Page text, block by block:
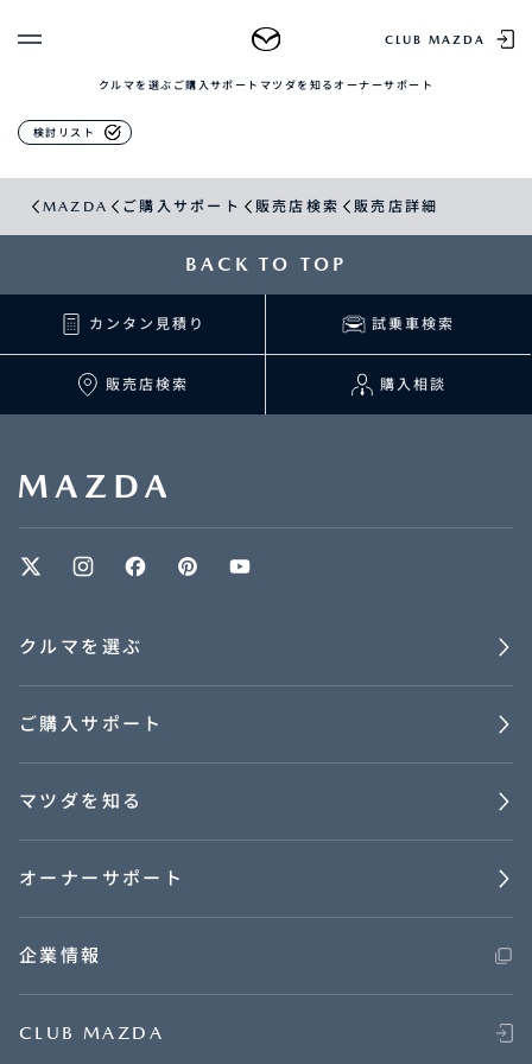
CLUB MAZDA
クルマを選ぶ ご購入サポート マツダを知る オーナーサポート
検討リスト
クルマ購入ガイド
カンタン見積り
販売店検索
試乗車検索
お問合せ/FAQ
ニュースルーム
新規会員登録
QRコード
登録情報の変更
お知らせ配信の登録・解除
ログアウト
販売店検索
MAZDA ご購入サポート 販売店検索 販売店詳細
BACK TO TOP
カンタン見積り 試乗車検索
販売店検索 購入相談
クルマを選ぶ
ご購入サポート
マツダを知る
オーナーサポート
企業情報
CLUB MAZDA